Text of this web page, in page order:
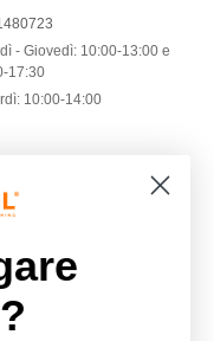
- Giovedì: 10:00-13:00 e
17:30
10:00-14:00